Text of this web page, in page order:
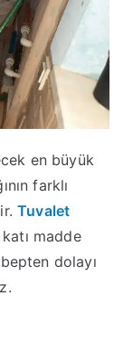
en büyük
farklı
Tuvalet
madde
dolayı